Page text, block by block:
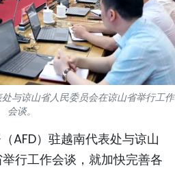
媒体
新闻
与谅山省人民委员会在谅山省举行工作
会谈。
AFD）驻越南代表处与谅山
行工作会谈，就加快完善各